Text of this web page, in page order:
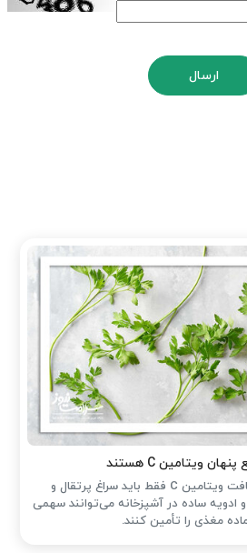
ارسال
شاید تصور کنید برای دریافت ویتامین C فقط باید سراغ پرتقال و
و ادویه ساده در آشپزخانه می‌توانند سهمی
مغذی را تأمین کنند.